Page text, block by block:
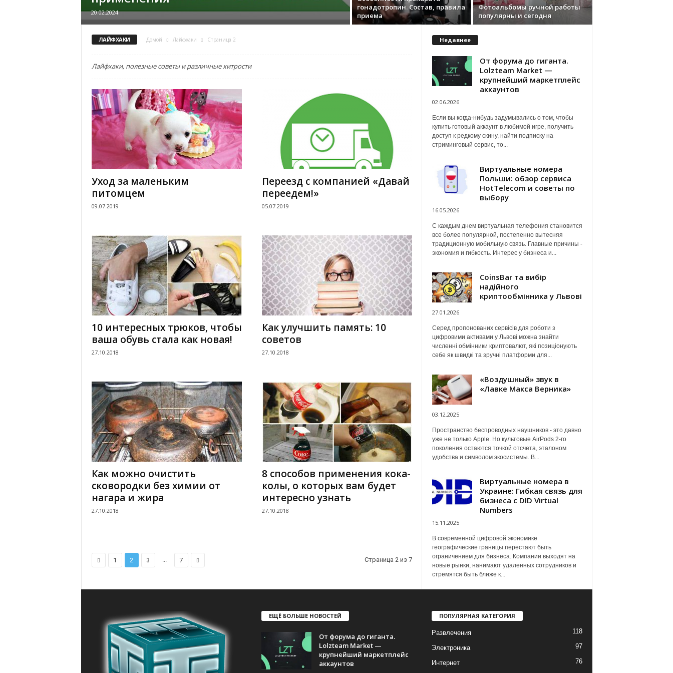
н
о
г
и
20.02.2024
гонадотропин. Состав, правила
приема
Фотоальбомы ручной работы
популярны и сегодня
ЛАЙФХАКИ Домой Лайфхаки Страница 2
Лайфхаки, полезные советы и различные хитрости
Уход за маленьким
питомцем
09.07.2019
Переезд с компанией «Давай
переедем!»
05.07.2019
10 интересных трюков, чтобы
ваша обувь стала как новая!
27.10.2018
Как улучшить память: 10
советов
27.10.2018
Как можно очистить
сковородки без химии от
нагара и жира
27.10.2018
8 способов применения кока-
колы, о которых вам будет
интересно узнать
27.10.2018
1 2 3 ... 7 Страница 2 из 7
Недавнее
От форума до гиганта.
Lolzteam Market —
крупнейший маркетплейс
аккаунтов
02.06.2026
Если вы когда-нибудь задумывались о том, чтобы
купить готовый аккаунт в любимой игре, получить
доступ к редкому скину, найти подписку на
стриминговый сервис, то...
Виртуальные номера
Польши: обзор сервиса
HotTelecom и советы по
выбору
16.05.2026
С каждым днем виртуальная телефония становится
все более популярной, постепенно вытесняя
традиционную мобильную связь. Главные причины -
экономия и гибкость. Интерес у бизнеса и...
CoinsBar та вибір
надійного
криптообмінника у Львові
27.01.2026
Серед пропонованих сервісів для роботи з
цифровими активами у Львові можна знайти
численні обмінники криптовалют, які позиціонують
себе як швидкі та зручні платформи для...
«Воздушный» звук в
«Лавке Макса Верника»
03.12.2025
Пространство беспроводных наушников - это давно
уже не только Apple. Но культовые AirPods 2-го
поколения остаются точкой отсчета, эталоном
удобства и символом экосистемы. В...
Виртуальные номера в
Украине: Гибкая связь для
бизнеса с DID Virtual
Numbers
15.11.2025
В современной цифровой экономике
географические границы перестают быть
ограничением для бизнеса. Компании выходят на
новые рынки, нанимают удаленных сотрудников и
стремятся быть ближе к...
ЕЩЁ БОЛЬШЕ НОВОСТЕЙ
От форума до гиганта.
Lolzteam Market —
крупнейший маркетплейс
аккаунтов
ПОПУЛЯРНАЯ КАТЕГОРИЯ
Развлечения 118
Электроника 97
Интернет
76